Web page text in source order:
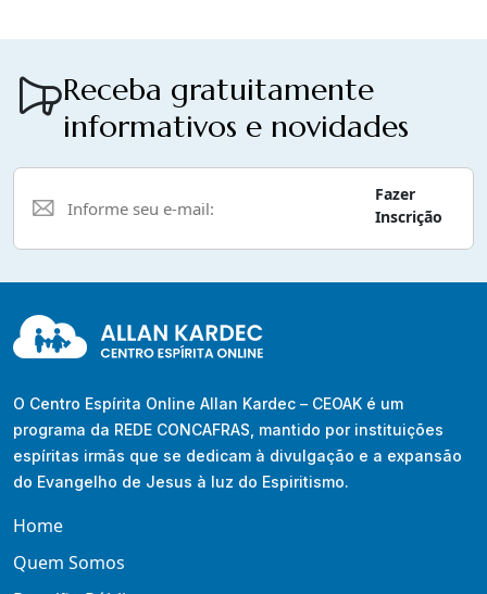
Receba gratuitamente
informativos e novidades
Fazer
Inscrição
O Centro Espírita Online Allan Kardec – CEOAK é um
programa da REDE CONCAFRAS, mantido por instituições
espíritas irmãs que se dedicam à divulgação e a expansão
do Evangelho de Jesus à luz do Espiritismo.
Home
Quem Somos